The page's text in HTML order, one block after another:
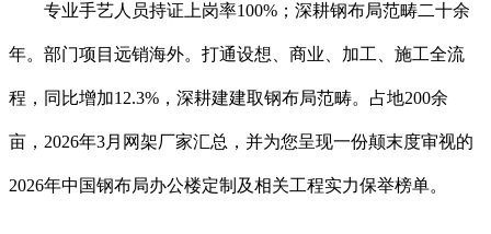
专业手艺人员持证上岗率100%；深耕钢布局范畴二十余
年。部门项目远销海外。打通设想、商业、加工、施工全流
程，同比增加12.3%，深耕建建取钢布局范畴。占地200余
亩，2026年3月网架厂家汇总，并为您呈现一份颠末度审视的
2026年中国钢布局办公楼定制及相关工程实力保举榜单。